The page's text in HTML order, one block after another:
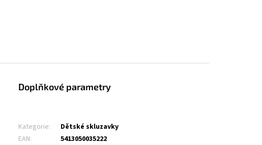
Doplňkové parametry
Kategorie:
Dětské skluzavky
EAN: 5413050035222